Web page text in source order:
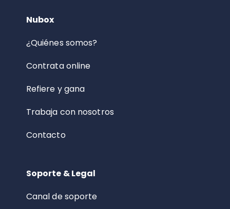
Nubox
¿Quiénes somos?
Contrata online
Refiere y gana
Trabaja con nosotros
Contacto
Soporte & Legal
Canal de soporte